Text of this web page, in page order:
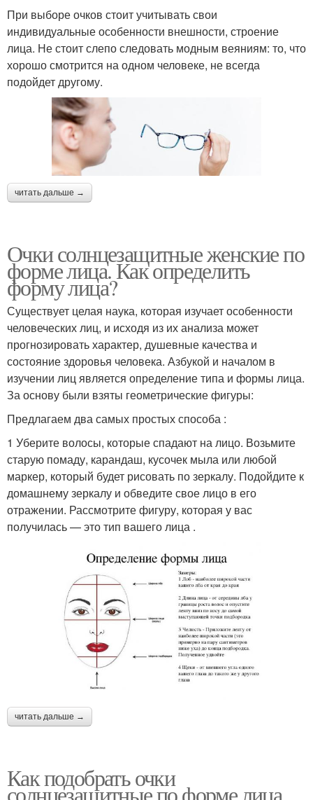
При выборе очков стоит учитывать свои
индивидуальные особенности внешности, строение
лица. Не стоит слепо следовать модным веяниям: то, что
хорошо смотрится на одном человеке, не всегда
подойдет другому.
читать дальше →
Очки солнцезащитные женские по
форме лица. Как определить
форму лица?
Существует целая наука, которая изучает особенности
человеческих лиц, и исходя из их анализа может
прогнозировать характер, душевные качества и
состояние здоровья человека. Азбукой и началом в
изучении лиц является определение типа и формы лица.
За основу были взяты геометрические фигуры:
Предлагаем два самых простых способа :
1 Уберите волосы, которые спадают на лицо. Возьмите
старую помаду, карандаш, кусочек мыла или любой
маркер, который будет рисовать по зеркалу. Подойдите к
домашнему зеркалу и обведите свое лицо в его
отражении. Рассмотрите фигуру, которая у вас
получилась — это тип вашего лица .
читать дальше →
Как подобрать очки